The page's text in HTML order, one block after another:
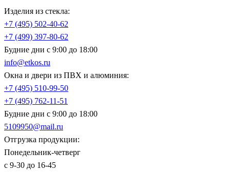
Изделия из стекла:
+7 (495) 502-40-62
+7 (499) 397-80-62
Будние дни с 9:00 до 18:00
info@etkos.ru
Окна и двери из ПВХ и алюминия:
+7 (495) 510-99-50
+7 (495) 762-11-51
Будние дни с 9:00 до 18:00
5109950@mail.ru
Отгрузка продукции:
Понедельник-четверг
с 9-30 до 16-45